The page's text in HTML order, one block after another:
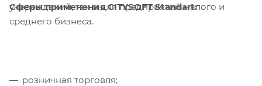
учереждений, так и для предприятий малого и
среднего бизнеса.
Сферы применения CITYSOFT Standart:
розничная торговля;